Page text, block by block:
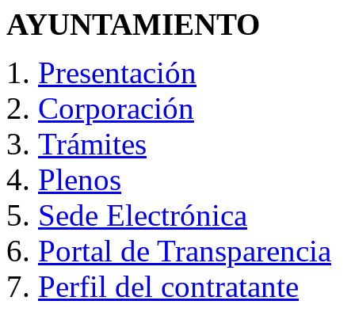
AYUNTAMIENTO
Presentación
Corporación
Trámites
Plenos
Sede Electrónica
Portal de Transparencia
Perfil del contratante